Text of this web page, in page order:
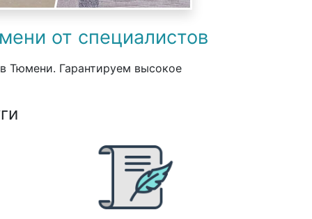
от специалистов
Тюмени. Гарантируем высокое